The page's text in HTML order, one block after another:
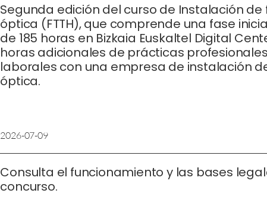
Segunda edición del curso de Instalación de
óptica (FTTH), que comprende una fase
de 185 horas en Bizkaia Euskaltel Digital
horas adicionales de prácticas
laborales con una empresa de instalación
óptica.
2026-07-09
Consulta el funcionamiento y las bases
concurso.